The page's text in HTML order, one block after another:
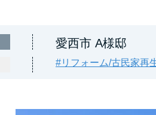
愛西市 A様邸
#リフォーム/古民家再